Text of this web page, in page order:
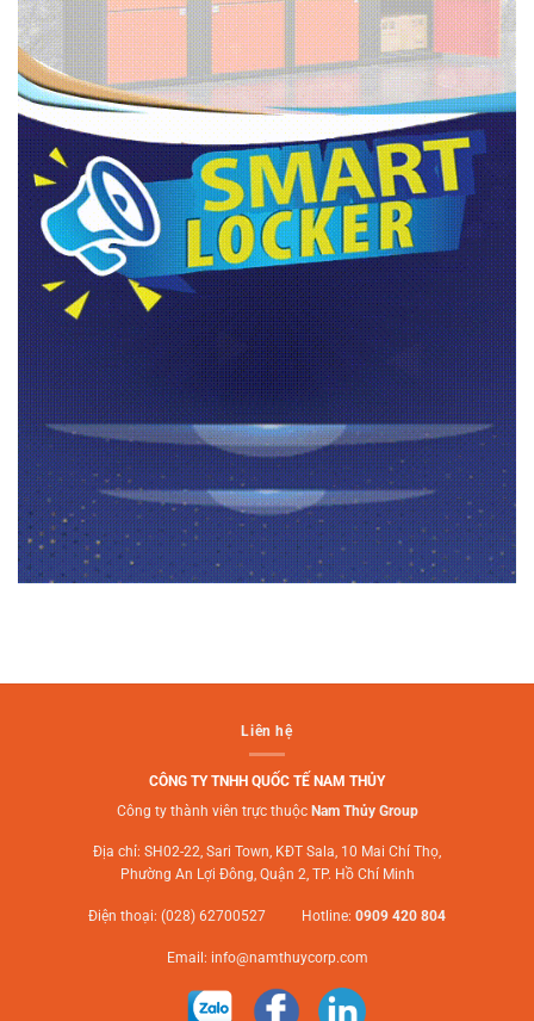
Liên hệ
CÔNG TY TNHH QUỐC TẾ NAM THỦY
Công ty thành viên trực thuộc Nam Thủy Group
Địa chỉ: SH02-22, Sari Town, KĐT Sala, 10 Mai Chí Thọ,
Phường An Lợi Đông, Quận 2, TP. Hồ Chí Minh
Điện thoại: (028) 62700527 Hotline: 0909 420 804
Email: info@namthuycorp.com